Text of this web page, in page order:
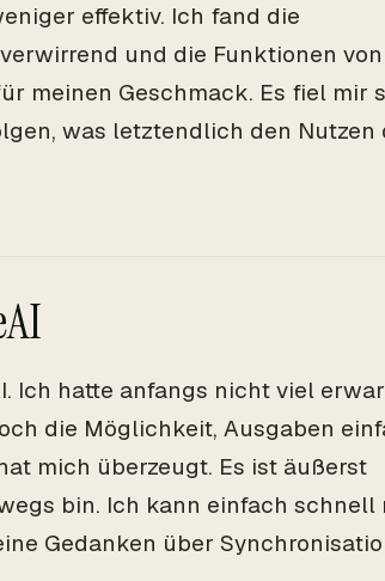
effektiv. Ich fand die
und die Funktionen von
meinen Geschmack. Es fiel mir
was letztendlich den Nutzen
Ich hatte anfangs nicht viel
die Möglichkeit, Ausgaben
mich überzeugt. Es ist äußerst
bin. Ich kann einfach schnell
Gedanken über